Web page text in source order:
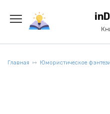
содержанию
Главная Юмористическое фэнтези